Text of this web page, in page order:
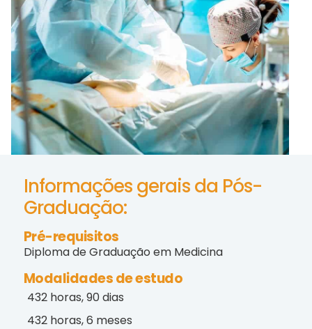
Informações gerais da Pós-
Graduação:
Pré-requisitos
Diploma de Graduação em Medicina
Modalidades de estudo
432 horas, 90 dias
432 horas, 6 meses